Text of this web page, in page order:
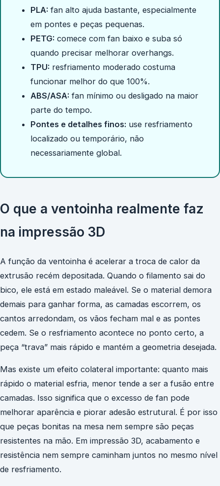
PLA: fan alto ajuda bastante, especialmente
em pontes e peças pequenas.
PETG: comece com fan baixo e suba só
quando precisar melhorar overhangs.
TPU: resfriamento moderado costuma
funcionar melhor do que 100%.
ABS/ASA: fan mínimo ou desligado na maior
parte do tempo.
Pontes e detalhes finos: use resfriamento
localizado ou temporário, não
necessariamente global.
O que a ventoinha realmente faz
na impressão 3D
A função da ventoinha é acelerar a troca de calor da
extrusão recém depositada. Quando o filamento sai do
bico, ele está em estado maleável. Se o material demora
demais para ganhar forma, as camadas escorrem, os
cantos arredondam, os vãos fecham mal e as pontes
cedem. Se o resfriamento acontece no ponto certo, a
peça “trava” mais rápido e mantém a geometria desejada.
Mas existe um efeito colateral importante: quanto mais
rápido o material esfria, menor tende a ser a fusão entre
camadas. Isso significa que o excesso de fan pode
melhorar aparência e piorar adesão estrutural. É por isso
que peças bonitas na mesa nem sempre são peças
resistentes na mão. Em impressão 3D, acabamento e
resistência nem sempre caminham juntos no mesmo nível
de resfriamento.